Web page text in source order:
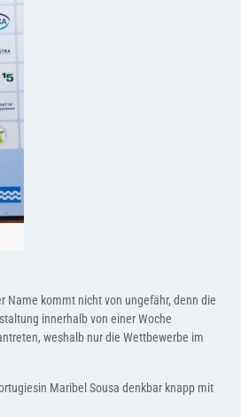
Name kommt nicht von ungefähr, denn die
innerhalb von einer Woche
weshalb nur die Wettbewerbe im
Maribel Sousa denkbar knapp mit